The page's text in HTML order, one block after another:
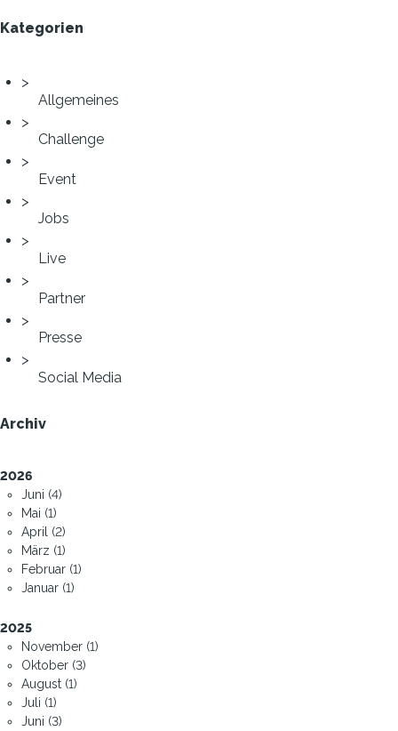
Kategorien
Allgemeines
Challenge
Event
Jobs
Live
Partner
Presse
Social Media
Archiv
2026
Juni (4)
Mai (1)
April (2)
März (1)
Februar (1)
Januar (1)
2025
November (1)
Oktober (3)
August (1)
Juli (1)
Juni (3)